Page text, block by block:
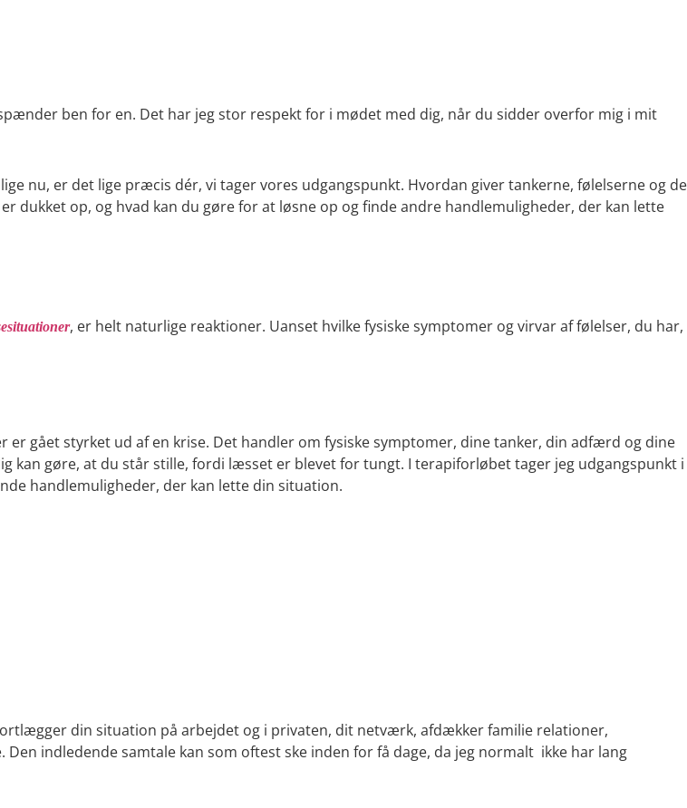
ben for en. Det har jeg stor respekt for i mødet med dig, når du sidder overfor mig i mit
nu, er det lige præcis dér, vi tager vores udgangspunkt. Hvordan giver tankerne, følelserne og de
dukket op, og hvad kan du gøre for at løsne op og finde andre handlemuligheder, der kan lette
, er helt naturlige reaktioner. Uanset hvilke fysiske symptomer og virvar af følelser, du har,
gået styrket ud af en krise. Det handler om fysiske symptomer, dine tanker, din adfærd og dine
gøre, at du står stille, fordi læsset er blevet for tungt. I terapiforløbet tager jeg udgangspunkt i
handlemuligheder, der kan lette din situation.
din situation på arbejdet og i privaten, dit netværk, afdækker familie relationer,
indledende samtale kan som oftest ske inden for få dage, da jeg normalt ikke har lang